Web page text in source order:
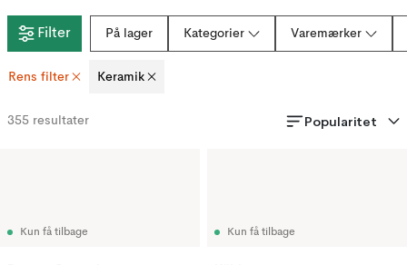
Filter På lager Kategorier Varemærker
Rens filter Keramik
355 resultater Popularitet
Kun få tilbage Kun få tilbage